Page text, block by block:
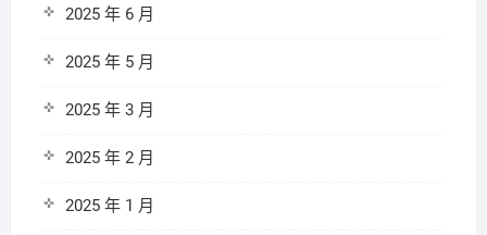
2025 年 6 月
2025 年 5 月
2025 年 3 月
2025 年 2 月
2025 年 1 月